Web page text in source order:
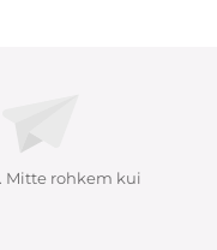
Mitte rohkem kui